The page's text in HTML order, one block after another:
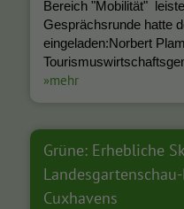
Bereich "Mobilität"
Gesprächsrunde hatte
eingeladen:Norbert
»mehr
Grüne: Erhebliche
Cuxhavens